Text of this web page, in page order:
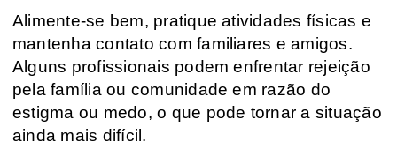
Alimente-se bem, pratique atividades físicas e
mantenha contato com familiares e amigos.
Alguns profissionais podem enfrentar rejeição
pela família ou comunidade em razão do
estigma ou medo, o que pode tornar a situação
ainda mais difícil.